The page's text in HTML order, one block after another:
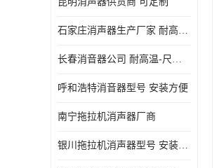
石家庄消声器生产厂家 耐高温-尺寸可定制
长春消音器公司 耐高温-尺寸可定制
呼和浩特消音器型号 安装方便
南宁拖拉机消声器厂商
银川拖拉机消声器型号 安装方便